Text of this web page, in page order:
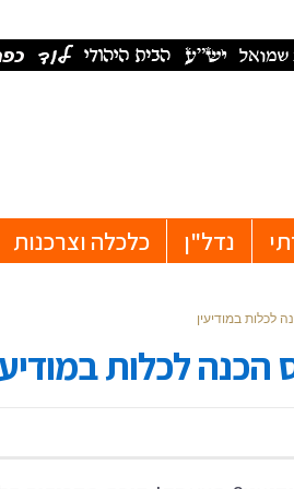
נדל"ן כלכלה וצרכנות
לכלות במודיעין
הכנה לכלות